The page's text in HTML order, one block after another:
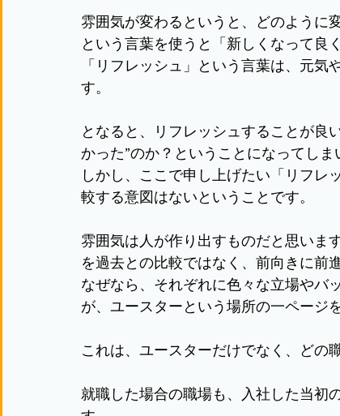
雰囲気が変わるというと、どのように
という言葉を使うと「新しくなって良
「リフレッシュ」という言葉は、元
す。
となると、リフレッシュすることが良
かった”のか？ということになってしま
しかし、ここで申し上げたい「リフレ
較する意図はないということです。
雰囲気は人が作り出すものだと思いま
を過去との比較ではなく、前向きに前
なぜなら、それぞれに色々な立場やバ
が、ユースターという場所の一ページ
これは、ユースターだけでなく、どの
就職した場合の職場も、入社した当初